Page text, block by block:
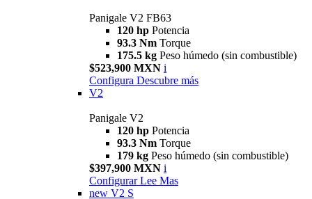
Panigale V2 FB63
120 hp Potencia
93.3 Nm Torque
175.5 kg Peso húmedo (sin combustible)
$523,900 MXN i
Configura Descubre más
V2
Panigale V2
120 hp Potencia
93.3 Nm Torque
179 kg Peso húmedo (sin combustible)
$397,900 MXN i
Configurar Lee Mas
new V2 S